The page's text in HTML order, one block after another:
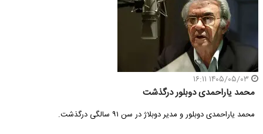
محمد یاراحمدی دوبلور درگذشت
محمد یاراحمدی دوبلور و مدیر دوبلاژ در سن ۹۱ سالگی درگذشت.